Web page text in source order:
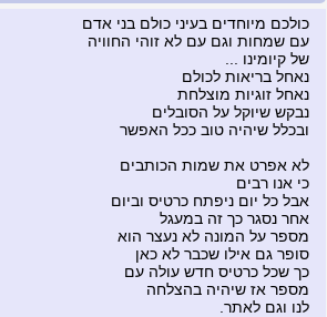
כולכם מיוחדים בעיני כולם בני אדם
עם שמחות וגם עם לא זוהי החוויה
של קיומינו ...
נאחל בריאות לכולם
נאחל זוגיות מוצלחת
נבקש שיוקל על הסובלים
ובכלל שיהיה טוב ככל האפשר
לא אפרט את שמות הכותבים
כי אנו רבים
אבל כל יום ניפתח כרטיס וביום
אחר נסגר כך זה במעגל
מספר על המונה לא נעצר הוא
סופר גם אילו שכבר לא כאן
כך שכל כרטיס חדש עולה עם
מספר אז שיהיה בהצלחה
לנו וגם לאתר.